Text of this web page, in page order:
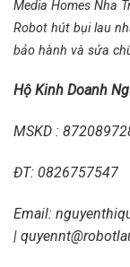
Media Homes Nha
Robot hút bụi lau
bảo hành và sửa
Hộ Kinh Doanh
MSKD :
ĐT: 0826757547
Email:
|